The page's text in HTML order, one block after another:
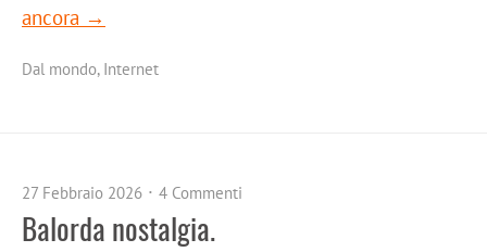
ancora →
Dal mondo, Internet
27 Febbraio 2026 4 Commenti
Balorda nostalgia.